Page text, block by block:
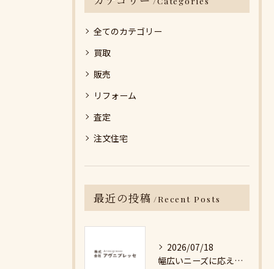
全てのカテゴリー
買取
販売
リフォーム
査定
注文住宅
最近の投稿 Recent Posts
2026/07/18
幅広いニーズに応える不動産売却の現実と対策